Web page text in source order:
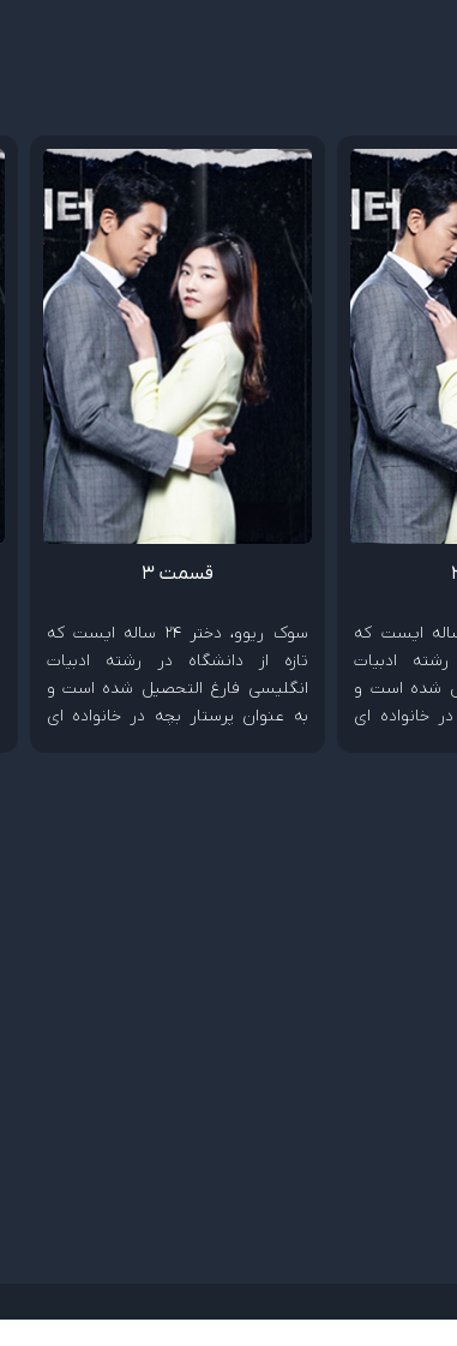
دختر 24 ساله ایست که
ادبیات
شده است و
خانواده ای
قسمت 3
سوک ریوو، دختر 24 ساله ایست که
تازه از دانشگاه در رشته ادبیات
انگلیسی فارغ التحصیل شده است و
به عنوان پرستار بچه در خانواده ای